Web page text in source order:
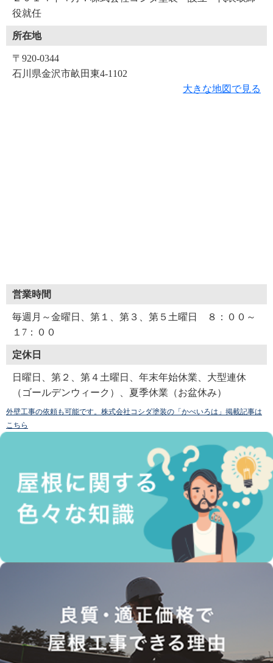
役就任
所在地
〒920-0344
石川県金沢市畝田東4-1102
大きな地図で見る
営業時間
毎週月～金曜日、第１、第３、第５土曜日 ８：００～
１7：００
定休日
日曜日、第２、第４土曜日、年末年始休業、大型連休
（ゴールデンウィーク）、夏季休業（お盆休み）
外壁工事の依頼も可能です。株式会社コシダ塗装の「かべいろは」掲載記事は
こちら